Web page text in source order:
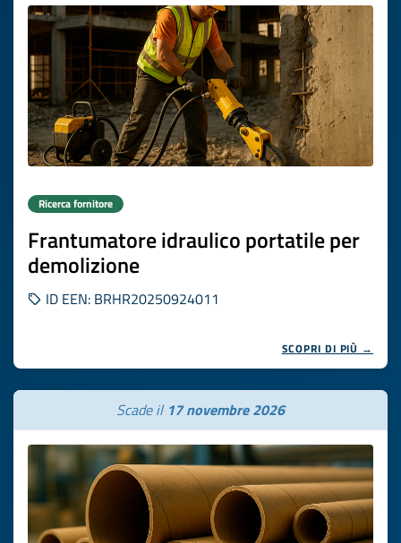
Ricerca fornitore
Frantumatore idraulico portatile per
demolizione
ID EEN: BRHR20250924011
SCOPRI DI PIÙ →
Scade il 17 novembre 2026